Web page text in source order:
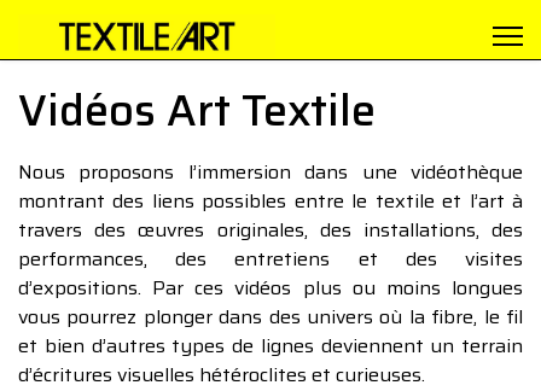
Vidéos Art Textile
Nous proposons l’immersion dans une vidéothèque
montrant des liens possibles entre le textile et l’art à
travers des œuvres originales, des installations, des
performances, des entretiens et des visites
d’expositions. Par ces vidéos plus ou moins longues
vous pourrez plonger dans des univers où la fibre, le fil
et bien d’autres types de lignes deviennent un terrain
d’écritures visuelles hétéroclites et curieuses.